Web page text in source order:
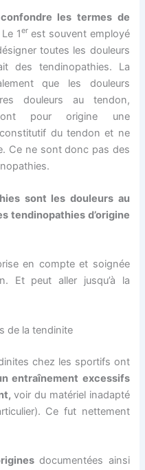
les termes de
1erest souvent employé
toutes les douleurs
des tendinopathies. La
que les douleurs
douleurs au tendon,
pour origine une
du tendon et ne
Ce ne sont donc pas des
sont les douleurs au
tendinopathies d’origine
en compte et soignée
Et peut aller jusqu’à la
de la tendinite
chez les sportifs ont
entraînement excessifs
voir du matériel inadapté
Ce fut nettement
documentées ainsi